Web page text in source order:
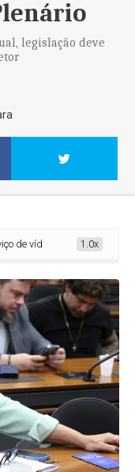
legislação deve
sob demanda deve
1.0x